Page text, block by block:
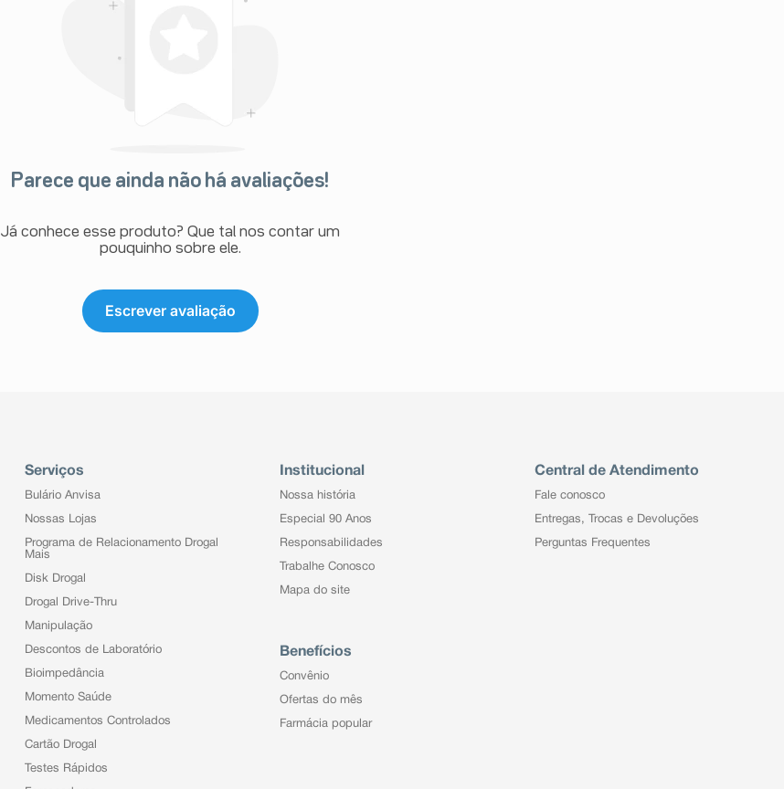
Parece que ainda não há avaliações!
Já conhece esse produto? Que tal nos contar um
pouquinho sobre ele.
Escrever avaliação
Serviços
Bulário Anvisa
Nossas Lojas
Programa de Relacionamento Drogal
Mais
Disk Drogal
Drogal Drive-Thru
Manipulação
Descontos de Laboratório
Bioimpedância
Momento Saúde
Medicamentos Controlados
Cartão Drogal
Testes Rápidos
Institucional
Nossa história
Especial 90 Anos
Responsabilidades
Trabalhe Conosco
Mapa do site
Benefícios
Convênio
Ofertas do mês
Farmácia popular
Central de Atendimento
Fale conosco
Entregas, Trocas e Devoluções
Perguntas Frequentes